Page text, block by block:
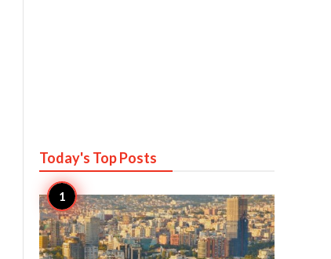
Today's TopPosts